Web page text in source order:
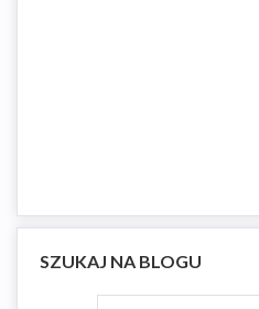
SZUKAJ NA BLOGU